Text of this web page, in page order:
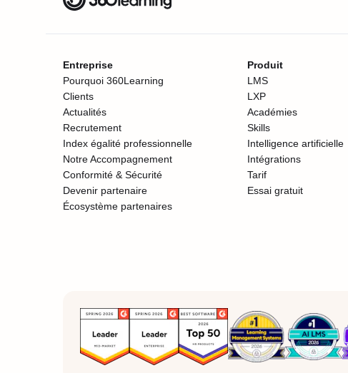
Entreprise
Pourquoi 360Learning
Clients
Actualités
Recrutement
Index égalité professionnelle
Notre Accompagnement
Conformité & Sécurité
Devenir partenaire
Écosystème partenaires
Produit
LMS
LXP
Académies
Skills
Intelligence artificielle
Intégrations
Tarif
Essai gratuit